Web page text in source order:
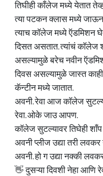
तिघीही काँलेज मध्ये येतात
त्या पटकन क्लास मध्ये जाऊन
त्याच कॉलेज मध्ये ऍडमिशन
दिसत असतात. त्यांचं
असल्यामुळे बरेच नवीन
दिवस असल्यामुळे जास्त
कॅन्टीन मध्ये जातात.
अवनी. रेवा आज कॉलेज
रेवा. ओके जाउ आपण.
कॉलेज सुटल्यावर तिघेही शाँप
अवनी प्लीज उद्या तरी
अवनी. हो ग उद्या नक्की
👋 दुसऱ्या दिवशी नेहा आणि